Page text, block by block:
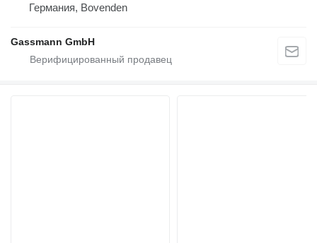
Германия, Bovenden
Gassmann GmbH